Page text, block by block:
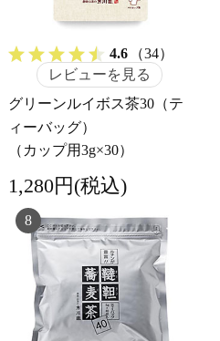
4.6
（34）
レビューを見る
グリーンルイボス茶30（テ
ィーバッグ）
（カップ用3g×30）
1,280円(税込)
8